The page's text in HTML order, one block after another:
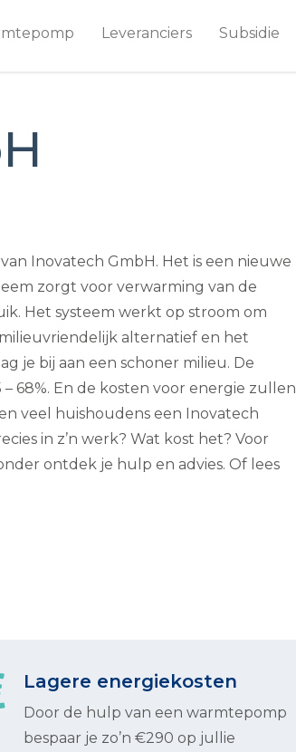
Leveranciers Subsidie
Inovatech GmbH. Het is een nieuwe
zorgt voor verwarming van de
Het systeem werkt op stroom om
alternatief en het
je bij aan een schoner milieu. De
68%. En de kosten voor energie zullen
veel huishoudens een Inovatech
in z’n werk? Wat kost het? Voor
ontdek je hulp en advies. Of lees
Lagere energiekosten
Door de hulp van een warmtepomp
bespaar je zo’n €290 op jullie